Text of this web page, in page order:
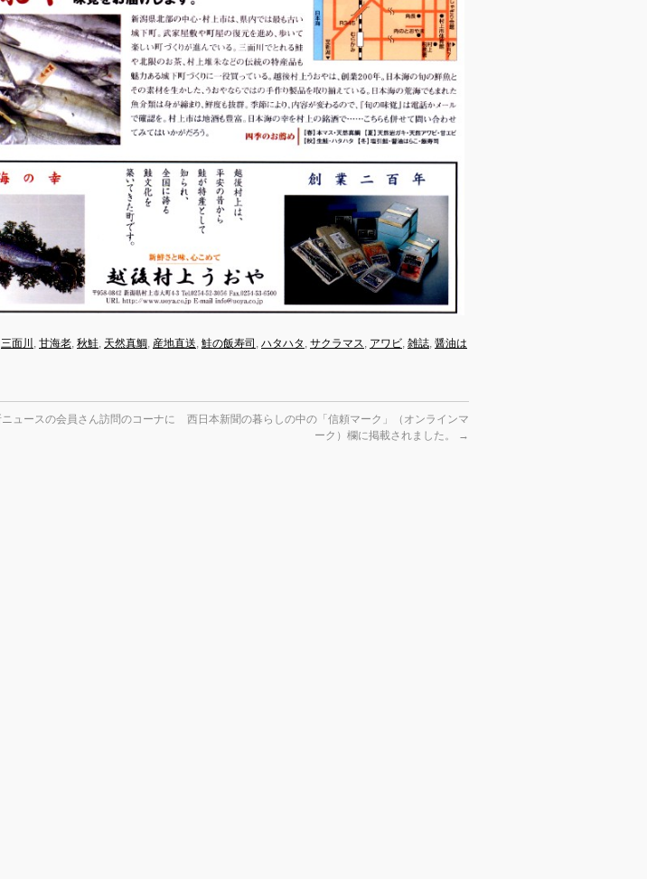
三面川 甘海老 秋鮭 天然真鯛 産地直送 鮭の飯寿司 ハタハタ サクラマス アワビ 雑誌 醤油は
ュースの会員さん訪問のコーナに
西日本新聞の暮らしの中の「信頼マーク」（オンラインマ
ーク）欄に掲載されました。
→